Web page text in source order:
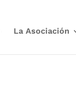
La Asociación